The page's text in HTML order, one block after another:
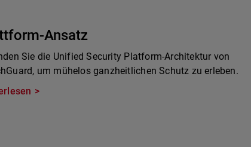
Ansatz
Sie die Unified Security Platform-Architektur von
um mühelos ganzheitlichen Schutz zu erleben.